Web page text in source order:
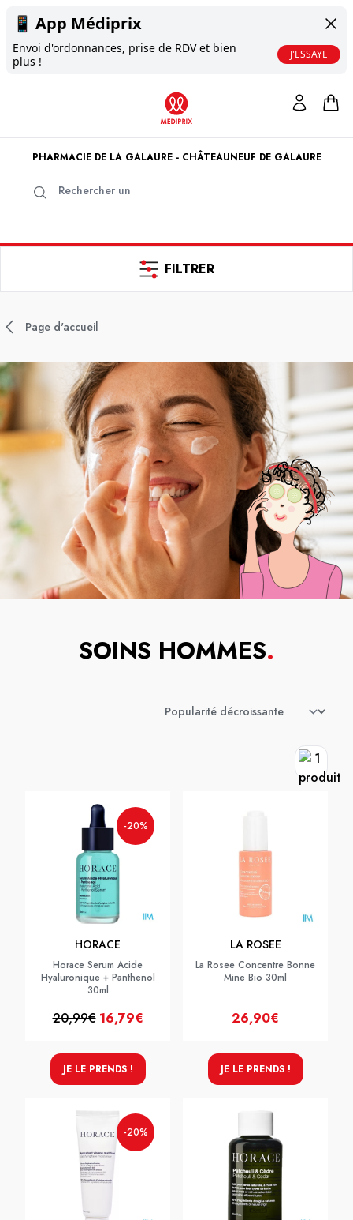
📱 App Médiprix
Envoi d'ordonnances, prise de RDV et bien
plus !
J'ESSAYE
PHARMACIE DE LA GALAURE - CHÂTEAUNEUF DE GALAURE
FILTRER
Page d'accueil
SOINS HOMMES.
-20%
HORACE
Horace Serum Acide
Hyaluronique + Panthenol
30ml
20,99€ 16,79€
JE LE PRENDS !
LA ROSEE
La Rosee Concentre Bonne
Mine Bio 30ml
26,90€
JE LE PRENDS !
-20%